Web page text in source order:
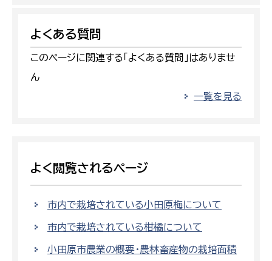
よくある質問
このページに関連する「よくある質問」はありませ
ん
一覧を見る
よく閲覧されるページ
市内で栽培されている小田原梅について
市内で栽培されている柑橘について
小田原市農業の概要・農林畜産物の栽培面積